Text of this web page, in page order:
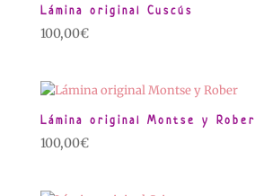
Lámina original Cuscús
100,00€
Lámina original Montse y Rober
100,00€